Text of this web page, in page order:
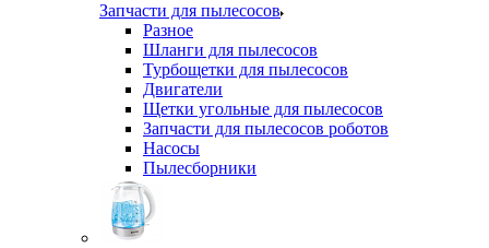
Запчасти для пылесосов
Разное
Шланги для пылесосов
Турбощетки для пылесосов
Двигатели
Щетки угольные для пылесосов
Запчасти для пылесосов роботов
Насосы
Пылесборники